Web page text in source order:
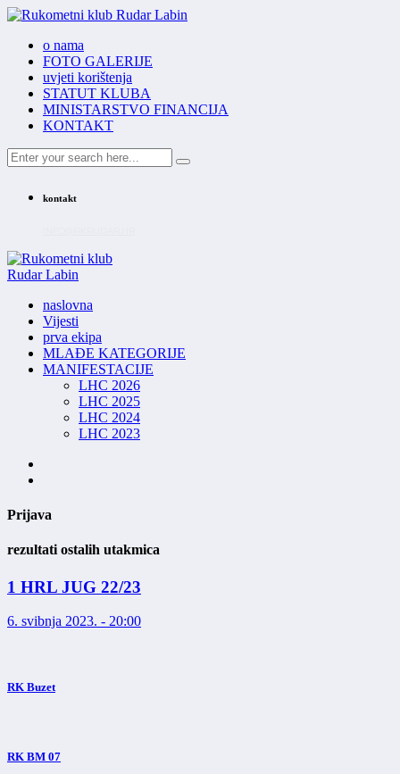
o nama
FOTO GALERIJE
uvjeti korištenja
STATUT KLUBA
MINISTARSTVO FINANCIJA
KONTAKT
kontakt
naslovna
Vijesti
prva ekipa
MLAĐE KATEGORIJE
MANIFESTACIJE
LHC 2026
LHC 2025
LHC 2024
LHC 2023
Prijava
rezultati ostalih utakmica
1 HRL JUG 22/23
6. svibnja 2023. - 20:00
RK Buzet
RK BM 07